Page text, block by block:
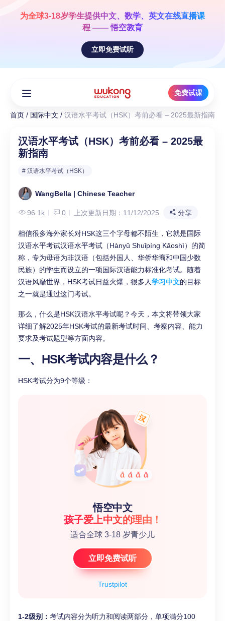
为全球3-18岁学生提供中文、数学、英文在线直播课
程 —— 悟空教育
立即免费试听
免费试课
首页 / 国际中文 / 汉语水平考试（HSK）考前必看 – 2025最新指南
汉语水平考试（HSK）考前必看 – 2025最
新指南
# 汉语水平考试（HSK）
WangBella | Chinese Teacher
96.1k 0 上次更新日期：11/12/2025 分享
相信很多海外家长对HSK这三个字母都不陌生，它就是国际
汉语水平考试汉语水平考试（Hànyǔ Shuǐpíng Kǎoshì）的简
称，专为母语为非汉语（包括外国人、华侨华裔和中国少数
民族）的学生而设立的一项国际汉语能力标准化考试。随着
汉语风靡世界，HSK考试日益火爆，很多人学习中文的目标
之一就是通过这门考试。
那么，什么是HSK汉语水平考试呢？今天，本文将带领大家
详细了解2025年HSK考试的最新考试时间、考察内容、能力
要求及考试题型等方面内容。
一、HSK考试内容是什么？
HSK考试分为9个等级：
Trustpilot
悟空中文
孩子爱上中文的理由！
适合全球 3-18 岁青少儿
立即免费试听
1-2级别： 考试内容分为听力和阅读两部分，单项满分100